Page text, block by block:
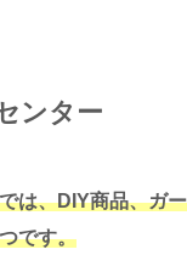
ンター
は、DIY商品、ガ
です。